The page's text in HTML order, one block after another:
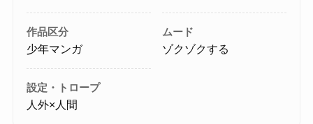
作品区分
少年マンガ
ムード
ゾクゾクする
設定・トロープ
人外×人間